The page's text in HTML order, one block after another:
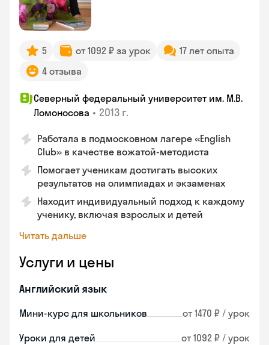
5 от 1092 ₽ за урок
17 лет опыта
4 отзыва
Северный федеральный университет им. М.В.
Ломоносова • 2013 г.
Работала в подмосковном лагере «English
Club» в качестве вожатой-методиста
Помогает ученикам достигать высоких
результатов на олимпиадах и экзаменах
Находит индивидуальный подход к каждому
ученику, включая взрослых и детей
Читать дальше
Услуги и цены
Английский язык
Мини-курс для школьников от 1470 ₽ / урок
Уроки для детей от 1092 ₽ / урок